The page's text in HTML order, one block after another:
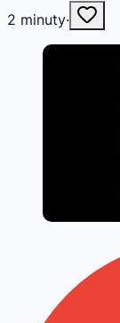
2 minuty·